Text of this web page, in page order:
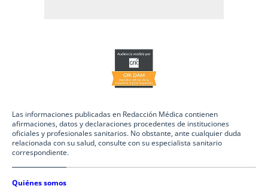
Las informaciones publicadas en Redacción Médica contienen
afirmaciones, datos y declaraciones procedentes de instituciones
oficiales y profesionales sanitarios. No obstante, ante cualquier duda
relacionada con su salud, consulte con su especialista sanitario
correspondiente.
Quiénes somos